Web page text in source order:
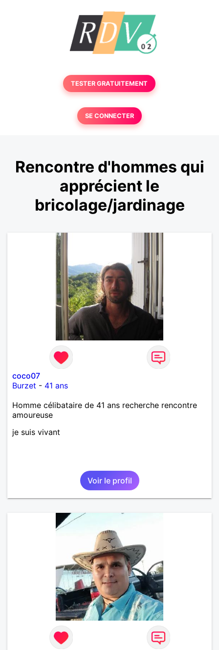
TESTER GRATUITEMENT
SE CONNECTER
Rencontre d'hommes qui
apprécient le
bricolage/jardinage
coco07
Burzet - 41 ans
Homme célibataire de 41 ans recherche rencontre
amoureuse
je suis vivant
Voir le profil